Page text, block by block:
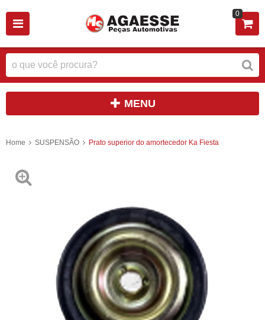
0
MENU
Home SUSPENSÃO Prato superior do amortecedor Ka Fiesta